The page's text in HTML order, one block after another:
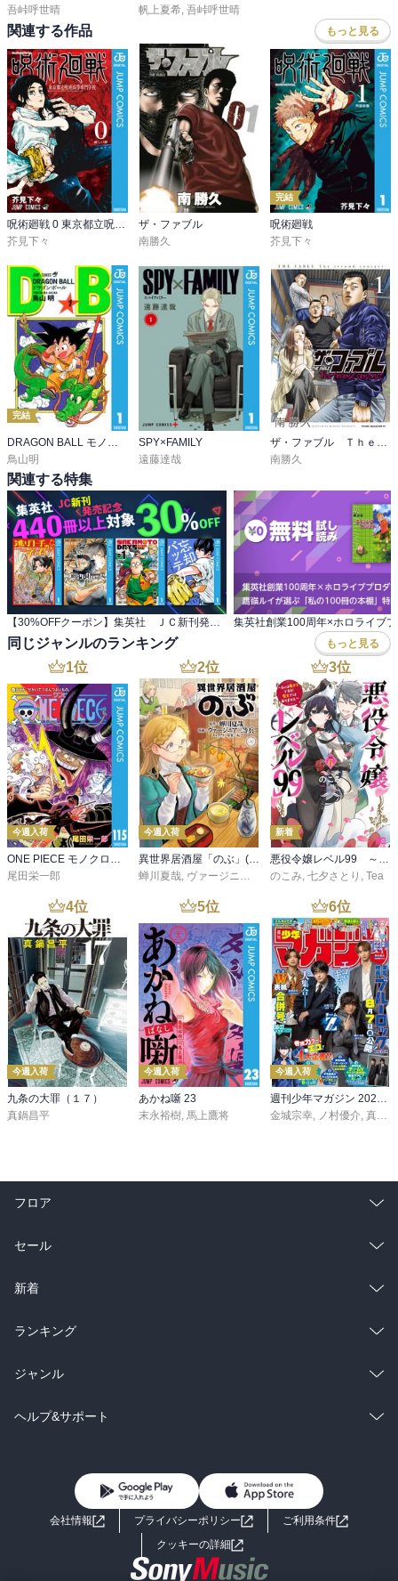
吾峠呼世晴
帆上夏希 吾峠呼世晴
関連する作品 もっと見る
呪術廻戦 0 東京都立呪術高等専門学校
芥見下々
ザ・ファブル
南勝久
完結
呪術廻戦
芥見下々
完結
鳥山明
SPY×FAMILY
遠藤達哉
南勝久
関連する特集
同じジャンルのランキング もっと見る
1位
今週入荷
ONE PIECE モノクロ版 115
尾田栄一郎
2位
今週入荷
異世界居酒屋「のぶ」(22)
蝉川夏哉, ヴァージニア二等兵 ,転
3位
新着
悪役令嬢レベル99 ～私は裏ボスですが魔王ではありません～ その６
のこみ, 七夕さとり , Tea
4位
今週入荷
九条の大罪（１７）
真鍋昌平
5位
今週入荷
あかね噺 23
末永裕樹, 馬上鷹将
6位
今週入荷
週刊少年マガジン 2026年36・37号[2026年8月5日発売]
金城宗幸, ノ村優介, 真島ヒロ
フロア
総合
ラノベ
雑誌・グラビア
BL・TL
セール
総合
ラノベ
雑誌・グラビア
BL・TL
新着
総合
ラノベ
雑誌・グラビア
ランキング
総合
ラノベ
ジャンル
コミック
ライトノベル 男子向けラノベ
小説
ヘルプ&サポート
よくあるご質問 お問い合わせ
会社情報 プライバシーポリシー
ご利用条件
クッキーの詳細